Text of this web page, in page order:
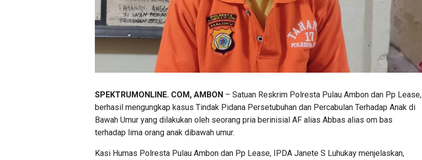
SPEKTRUMONLINE. COM, AMBON – Satuan Reskrim Polresta Pulau Ambon dan Pp Lease,
berhasil mengungkap kasus Tindak Pidana Persetubuhan dan Percabulan Terhadap Anak di
Bawah Umur yang dilakukan oleh seorang pria berinisial AF alias Abbas alias om bas
terhadap lima orang anak dibawah umur.
Kasi Humas Polresta Pulau Ambon dan Pp Lease, IPDA Janete S Luhukay menjelaskan,